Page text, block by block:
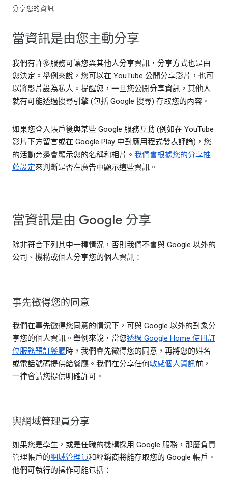
分享您的資訊
當資訊是由您主動分享
我們有許多服務可讓您與其他人分享資訊，分享方式也是由
您決定。舉例來說，您可以在 YouTube 公開分享影片，也可
以將影片設為私人。提醒您，一旦您公開分享資訊，其他人
就有可能透過搜尋引擎 (包括 Google 搜尋) 存取您的內容。
如果您登入帳戶後與某些 Google 服務互動 (例如在 YouTube
影片下方留言或在 Google Play 中對應用程式發表評論)，您
的活動旁邊會顯示您的名稱和相片。 我們會根據您的分享推
薦設定來判斷是否在廣告中顯示這些資訊。
當資訊是由 Google 分享
除非符合下列其中一種情況，否則我們不會與 Google 以外的
公司、機構或個人分享您的個人資訊：
事先徵得您的同意
我們在事先徵得您同意的情況下，可與 Google 以外的對象分
享您的個人資訊。舉例來說，當您透過 Google Home 使用訂
位服務預訂餐廳時，我們會先徵得您的同意，再將您的姓名
或電話號碼提供給餐廳。我們在分享任何敏感個人資訊前，
一律會請您提供明確許可。
與網域管理員分享
如果您是學生，或是任職的機構採用 Google 服務，那麼負責
管理帳戶的網域管理員和經銷商將能存取您的 Google 帳戶。
他們可執行的操作可能包括：